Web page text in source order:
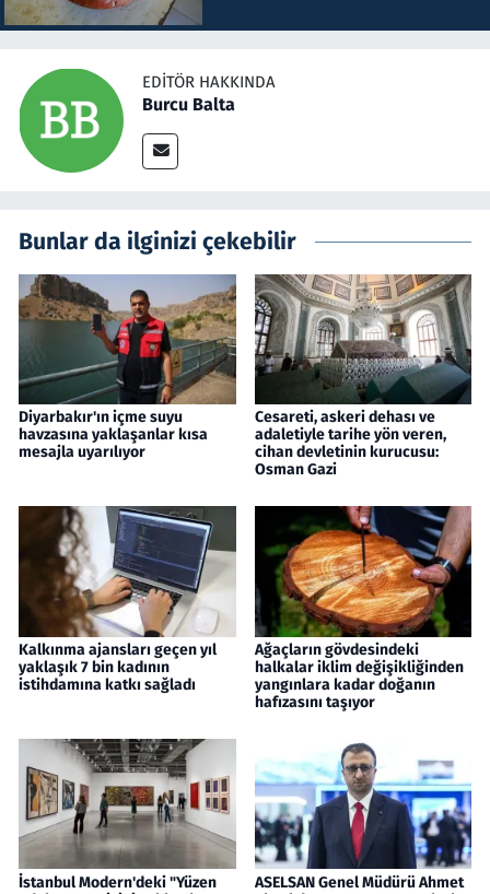
EDITÖR HAKKINDA
Burcu Balta
Bunlar da ilginizi çekebilir
Diyarbakır'ın içme suyu
havzasına yaklaşanlar kısa
mesajla uyarılıyor
Cesareti, askeri dehası ve
adaletiyle tarihe yön veren,
cihan devletinin kurucusu:
Osman Gazi
Kalkınma ajansları geçen yıl
yaklaşık 7 bin kadının
istihdamına katkı sağladı
Ağaçların gövdesindeki
halkalar iklim değişikliğinden
yangınlara kadar doğanın
hafızasını taşıyor
İstanbul Modern'deki "Yüzen
ASELSAN Genel Müdürü Ahmet